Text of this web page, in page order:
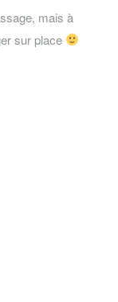
mais à
sur place